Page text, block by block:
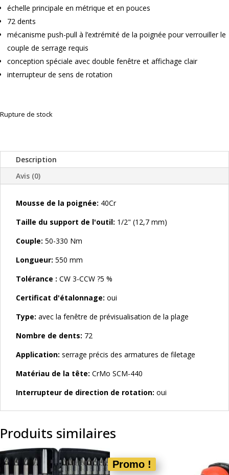
échelle principale en métrique et en pouces
72 dents
mécanisme push-pull à l’extrémité de la poignée pour verrouiller le
couple de serrage requis
conception spéciale avec double fenêtre et affichage clair
interrupteur de sens de rotation
Rupture de stock
Description
Avis (0)
Mousse de la poignée: 40Cr
Taille du support de l'outil: 1/2" (12,7 mm)
Couple: 50-330 Nm
Longueur: 550 mm
Tolérance : CW 3-CCW ?5 %
Certificat d'étalonnage: oui
Type: avec la fenêtre de prévisualisation de la plage
Nombre de dents: 72
Application: serrage précis des armatures de filetage
Matériau de la tête: CrMo SCM-440
Interrupteur de direction de rotation: oui
Produits similaires
Promo !